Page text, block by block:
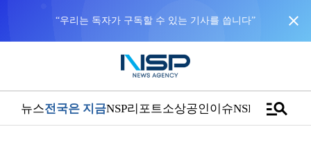
“우리는 독자가 구독할 수 있는 기사를 씁니다” close
뉴스전국은 지금NSP리포트소상공인이슈NSPTVmanage_search